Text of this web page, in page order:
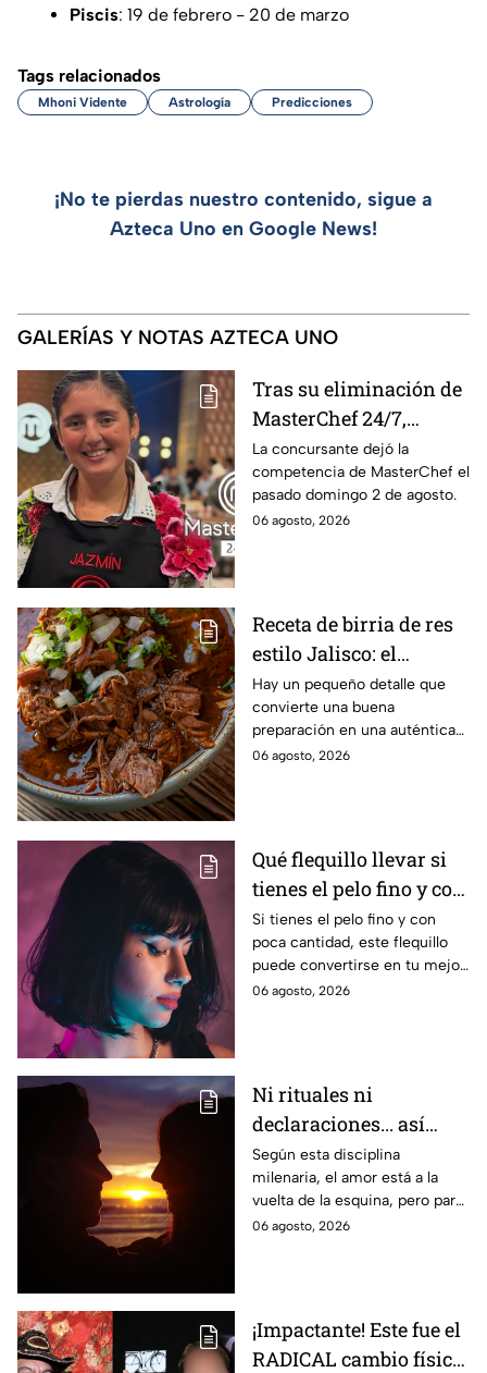
Piscis: 19 de febrero - 20 de marzo
Tags relacionados
Mhoni Vidente Astrología Predicciones
¡No te pierdas nuestro contenido, sigue a
Azteca Uno en Google News!
GALERÍAS Y NOTAS AZTECA UNO
Tras su eliminación de
MasterChef 24/7,
Jazmín regresa a casa
y vive un emotivo
reencuentro
La concursante dejó la
competencia de MasterChef el
pasado domingo 2 de agosto.
06 agosto, 2026
Receta de birria de res
estilo Jalisco: el
ingrediente que hace la
diferencia y que NO te
puede faltar
Hay un pequeño detalle que
convierte una buena
preparación en una auténtica
birria estilo Jalisco, ideal para
06 agosto, 2026
Qué flequillo llevar si
tienes el pelo fino y con
poco volumen
Si tienes el pelo fino y con
poca cantidad, este flequillo
puede convertirse en tu mejor
aliado para aportar cuerpo,
06 agosto, 2026
Ni rituales ni
declaraciones... así
puedes atraer el amor
según el Feng Shui
Según esta disciplina
milenaria, el amor está a la
vuelta de la esquina, pero para
ello requieres de las siguientes
06 agosto, 2026
¡Impactante! Este fue el
RADICAL cambio físico